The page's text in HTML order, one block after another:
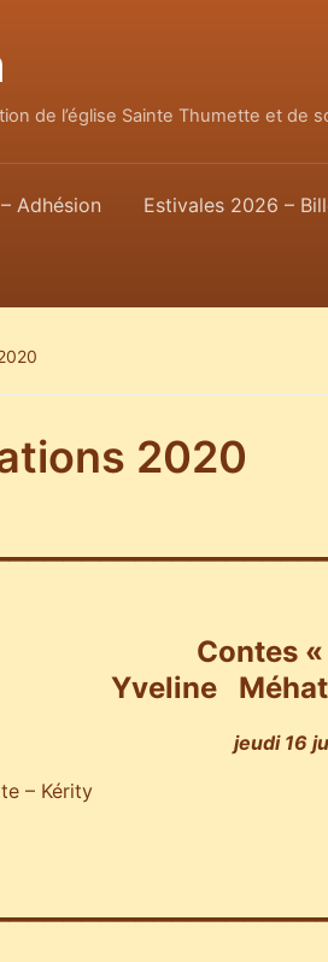
de l’église Sainte Thumette et de
Adhésion Estivales 2026 –
2020
Contes
Yveline Méhat
jeudi 16
– Kérity